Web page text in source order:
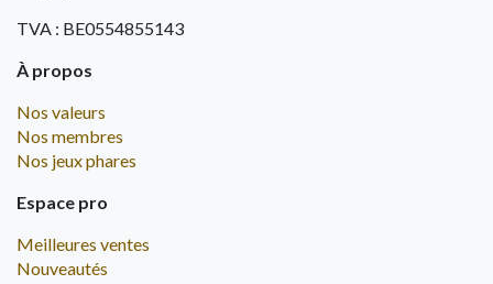
TVA : BE0554855143
À propos
Nos valeurs
Nos membres
Nos jeux phares
Espace pro
Meilleures ventes
Nouveautés